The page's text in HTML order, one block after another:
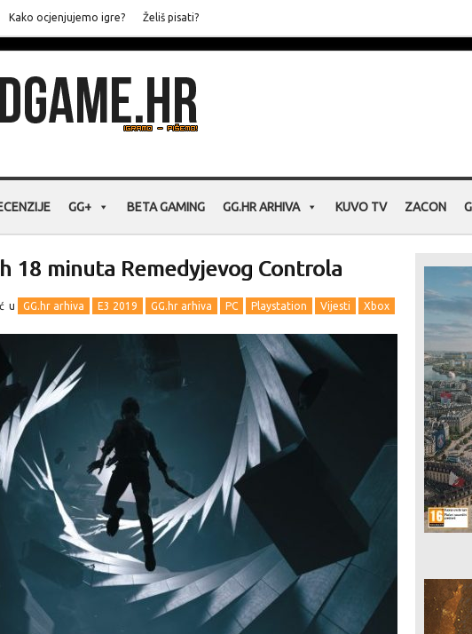
Kako ocjenjujemo igre? Želiš pisati?
GG+ BETA GAMING GG.HR ARHIVA KUVO TV ZACON
18 minuta Remedyjevog Controla
u GG.hr arhiva E3 2019 GG.hr arhiva PC Playstation Vijesti Xbox